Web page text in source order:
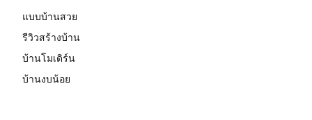
แบบบ้านสวย
รีวิวสร้างบ้าน
บ้านโมเดิร์น
บ้านงบน้อย